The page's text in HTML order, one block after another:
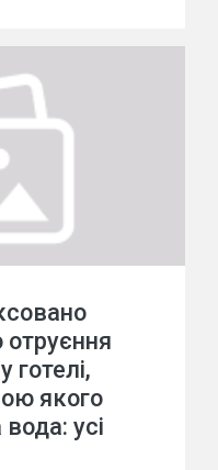
готелі,
якого
усі